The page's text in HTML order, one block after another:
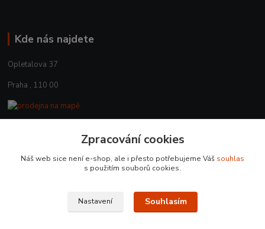
Kde nás najdete
Opletalova 37
Praha , 110 00
+420 225 375 800
Zpracování cookies
Náš web sice není e-shop, ale i přesto potřebujeme Váš souhlas
s použitím souborů cookies.
Nastavení Souhlasím